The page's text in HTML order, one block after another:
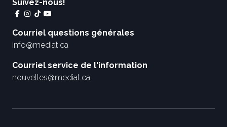
Suivez-nous!
Courriel questions générales
info@mediat.ca
Courriel service de l'information
nouvelles@mediat.ca